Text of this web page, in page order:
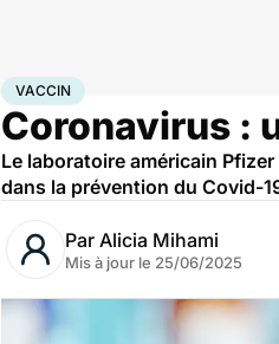
AccueilSanté
VACCIN
Coronavirus :
Le laboratoire américain
dans la prévention du Covid-
Par Alicia Mihami
Mis à jour le 25/06/2025